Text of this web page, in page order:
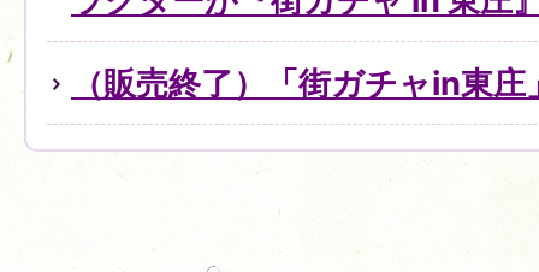
（販売終了）「街ガチャin東